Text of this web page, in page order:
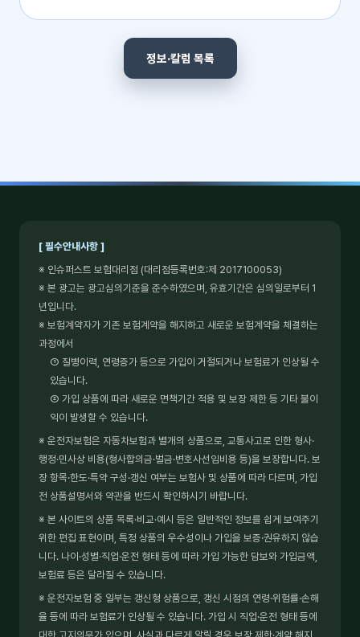
정보·칼럼 목록
[ 필수안내사항 ]
※ 인슈퍼스트 보험대리점 (대리점등록번호:제 2017100053)
※ 본 광고는 광고심의기준을 준수하였으며, 유효기간은 심의일로부터 1
년입니다.
※ 보험계약자가 기존 보험계약을 해지하고 새로운 보험계약을 체결하는
과정에서
① 질병이력, 연령증가 등으로 가입이 거절되거나 보험료가 인상될 수
있습니다.
② 가입 상품에 따라 새로운 면책기간 적용 및 보장 제한 등 기타 불이
익이 발생할 수 있습니다.
※ 운전자보험은 자동차보험과 별개의 상품으로, 교통사고로 인한 형사·
행정·민사상 비용(형사합의금·벌금·변호사선임비용 등)을 보장합니다. 보
장 항목·한도·특약 구성·갱신 여부는 보험사 및 상품에 따라 다르며, 가입
전 상품설명서와 약관을 반드시 확인하시기 바랍니다.
※ 본 사이트의 상품 목록·비교·예시 등은 일반적인 정보를 쉽게 보여주기
위한 편집 표현이며, 특정 상품의 우수성이나 가입을 보증·권유하지 않습
니다. 나이·성별·직업·운전 형태 등에 따라 가입 가능한 담보와 가입금액,
보험료 등은 달라질 수 있습니다.
※ 운전자보험 중 일부는 갱신형 상품으로, 갱신 시점의 연령·위험률·손해
율 등에 따라 보험료가 인상될 수 있습니다. 가입 시 직업·운전 형태 등에